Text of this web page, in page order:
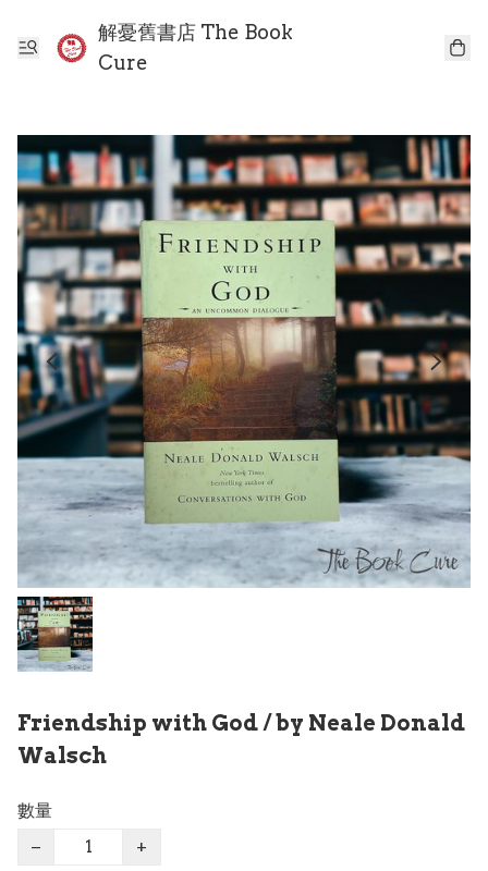
解憂舊書店 The Book
Cure
Friendship with God / by Neale Donald
Walsch
數量
−
+